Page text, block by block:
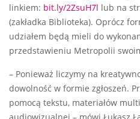
linkiem: bit.ly/2ZsuH7l lub na
(zakładka Biblioteka). Oprócz
udziałem będą mieli do
przedstawieniu Metropolii
– Ponieważ liczymy na
dowolność w formie zgłoszeń.
pomocą tekstu, materiałów